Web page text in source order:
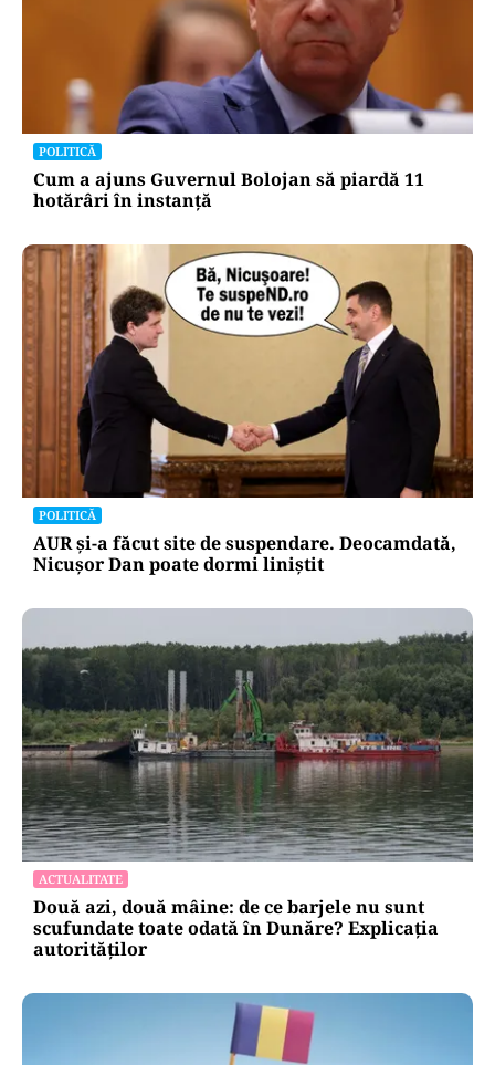
POLITICĂ
Cum a ajuns Guvernul Bolojan să piardă 11
hotărâri în instanță
POLITICĂ
AUR și-a făcut site de suspendare. Deocamdată,
Nicușor Dan poate dormi liniștit
ACTUALITATE
Două azi, două mâine: de ce barjele nu sunt
scufundate toate odată în Dunăre? Explicația
autorităților